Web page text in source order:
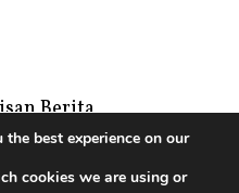
Berita
best experience on our
cookies we are using or